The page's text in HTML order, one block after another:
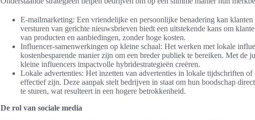
E-mailmarketing: Een vriendelijke en persoonlijke benadering kan
versturen van gerichte nieuwsbrieven biedt een uitstekende kans om
van producten en aanbiedingen, zonder hoge kosten.
Influencer-samenwerkingen op kleine schaal: Het werken met lokale
kostenbesparende manier zijn om een breder publiek te bereiken. Met de
kleine influencers impactvolle hybridestrategieën creëren.
Lokale advertenties: Het inzetten van advertenties in lokale tijdschriften
effectief zijn. Deze aanpak stelt bedrijven in staat om hun boodschap
te sturen, wat resulteert in een hogere betrokkenheid.
De rol van sociale media